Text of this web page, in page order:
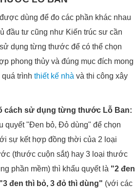
dùng để đo các phần khác nhau
đầu tư cũng như Kiến trúc sư cần
dụng từng thước để có thể chọn
phong thủy và đúng mục đích mong
trình thiết kế nhà và thi công xây
cách sử dụng từng thước Lỗ Ban:
quyết "Đen bỏ, Đỏ dùng" để chọn
sự kết hợp đồng thời của 2 loại
(thước cuộn sắt) hay 3 loại thước
phần mềm) thì khẩu quyết là "2 đen
đen thì bỏ, 3 đỏ thì dùng" (với các